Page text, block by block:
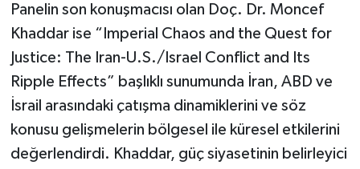
Panelin son konuşmacısı olan Doç. Dr. Moncef
Khaddar ise “Imperial Chaos and the Quest for
Justice: The Iran-U.S./Israel Conflict and Its
Ripple Effects” başlıklı sunumunda İran, ABD ve
İsrail arasındaki çatışma dinamiklerini ve söz
konusu gelişmelerin bölgesel ile küresel etkilerini
değerlendirdi. Khaddar, güç siyasetinin belirleyici